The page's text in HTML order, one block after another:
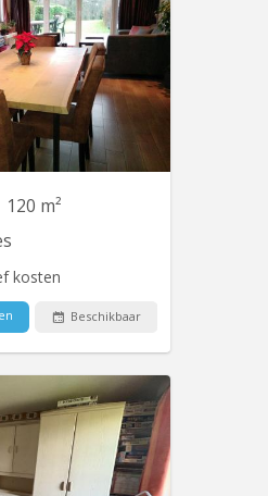
120 m²
kosten
Beschikbaar
court terme: 08/06/26
26 1 chambre à louer
simple) dans une
de 2 personnes, avec
dans une maison
toute équipée avec
et parking. Cadre vert
proche du centre
KV 2089
Cuisine et salle de
bain commune